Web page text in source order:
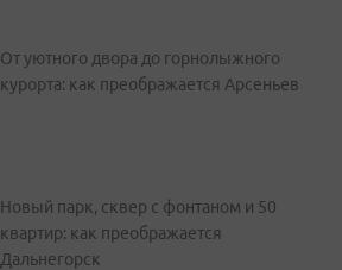
От уютного двора до горнолыжного
курорта: как преображается Арсеньев
Новый парк, сквер с фонтаном и 50
квартир: как преображается
Дальнегорск